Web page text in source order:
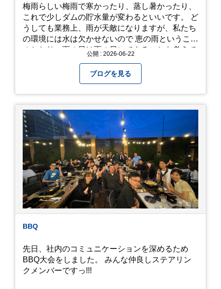
梅雨らしい梅雨で寒かったり、蒸し暑かったり、
これで少しダムの貯水量が変わるといいです。 ど
うしても業務上、雨が天敵になりますが、私たち
の環境には水は欠かせないので 恵の雨というこば
のとおり、雨の日は雨の日にできることを考えて
になってしまいましたが、お家には代々10年以上
続く ヒメダカがいますが、そのメダカの池にはト
ンボが卵を産んで、ヤゴがいたり、変な虫が いた
りします。ヤゴはメダカを食べてしまうのでほん
とは別にしたいのですが、トンボに かえるところ
が見たくて飼ってみました。 が、途中までかえり
そうでしたが、だめなようでした。 秋にはたくさ
んのトンボが飛んでいますが、自然の中で成虫に
かえるというのは厳しいんだなと 実感しました。
私たち、生かされている以上、一所懸命何かをし
ないともったいないなと メダカのお池のトンボか
ら教えていただきました。
公開 : 2026-06-22
ブログを見る
BBQ
先日、社内のコミュニケーションを深めるため
BBQ大会をしました。 みんな仲良しステアリン
クメンバーですっ!!!